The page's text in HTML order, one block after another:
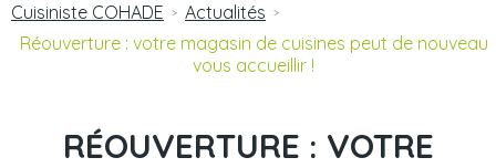
Cuisiniste COHADE > Actualités >
Réouverture : votre magasin de cuisines peut de nouveau
vous accueillir !
RÉOUVERTURE : VOTRE